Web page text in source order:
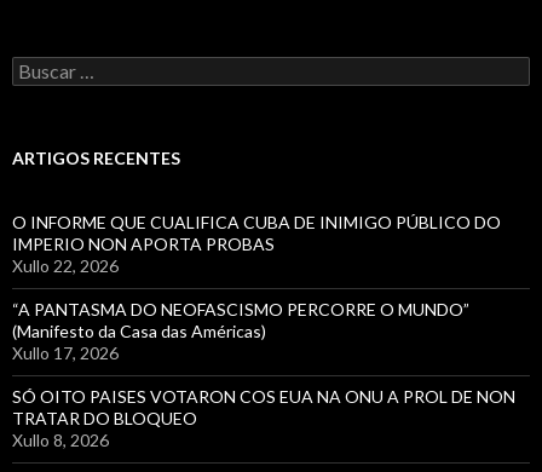
Buscar:
ARTIGOS RECENTES
O INFORME QUE CUALIFICA CUBA DE INIMIGO PÚBLICO DO
IMPERIO NON APORTA PROBAS
Xullo 22, 2026
“A PANTASMA DO NEOFASCISMO PERCORRE O MUNDO”
(Manifesto da Casa das Américas)
Xullo 17, 2026
SÓ OITO PAISES VOTARON COS EUA NA ONU A PROL DE NON
TRATAR DO BLOQUEO
Xullo 8, 2026